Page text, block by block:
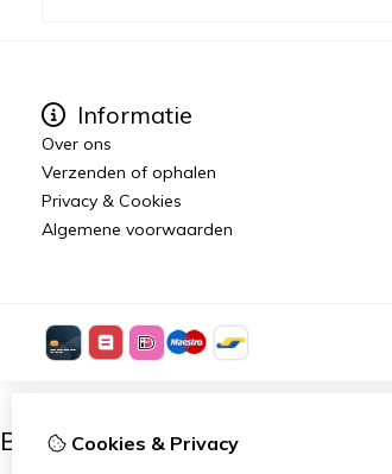
Informatie
Over ons
Verzenden of ophalen
Privacy & Cookies
Algemene voorwaarden
Cookies & Privacy
Ben je 18 of ouder?